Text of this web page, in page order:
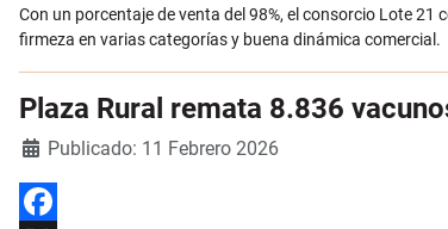
Con un porcentaje de venta del 98%, el consorcio Lote
firmeza en varias categorías y buena dinámica comercial.
Plaza Rural remata 8.836
DetallesPublicado: 11 Febrero 2026